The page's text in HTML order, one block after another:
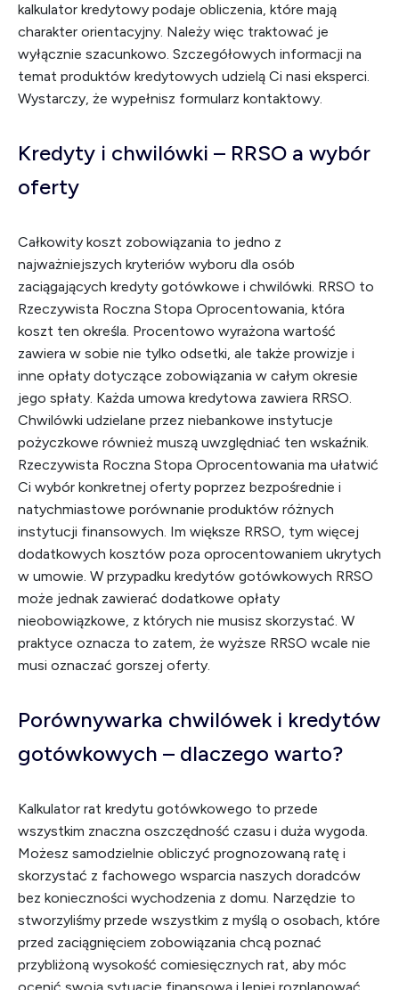
kalkulator kredytowy podaje obliczenia, które mają
charakter orientacyjny. Należy więc traktować je
wyłącznie szacunkowo. Szczegółowych informacji na
temat produktów kredytowych udzielą Ci nasi eksperci.
Wystarczy, że wypełnisz formularz kontaktowy.
Kredyty i chwilówki – RRSO a wybór
oferty
Całkowity koszt zobowiązania to jedno z
najważniejszych kryteriów wyboru dla osób
zaciągających kredyty gotówkowe i chwilówki. RRSO to
Rzeczywista Roczna Stopa Oprocentowania, która
koszt ten określa. Procentowo wyrażona wartość
zawiera w sobie nie tylko odsetki, ale także prowizje i
inne opłaty dotyczące zobowiązania w całym okresie
jego spłaty. Każda umowa kredytowa zawiera RRSO.
Chwilówki udzielane przez niebankowe instytucje
pożyczkowe również muszą uwzględniać ten wskaźnik.
Rzeczywista Roczna Stopa Oprocentowania ma ułatwić
Ci wybór konkretnej oferty poprzez bezpośrednie i
natychmiastowe porównanie produktów różnych
instytucji finansowych. Im większe RRSO, tym więcej
dodatkowych kosztów poza oprocentowaniem ukrytych
w umowie. W przypadku kredytów gotówkowych RRSO
może jednak zawierać dodatkowe opłaty
nieobowiązkowe, z których nie musisz skorzystać. W
praktyce oznacza to zatem, że wyższe RRSO wcale nie
musi oznaczać gorszej oferty.
Porównywarka chwilówek i kredytów
gotówkowych – dlaczego warto?
Kalkulator rat kredytu gotówkowego to przede
wszystkim znaczna oszczędność czasu i duża wygoda.
Możesz samodzielnie obliczyć prognozowaną ratę i
skorzystać z fachowego wsparcia naszych doradców
bez konieczności wychodzenia z domu. Narzędzie to
stworzyliśmy przede wszystkim z myślą o osobach, które
przed zaciągnięciem zobowiązania chcą poznać
przybliżoną wysokość comiesięcznych rat, aby móc